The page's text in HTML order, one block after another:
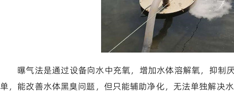
曝气法是通过设备向水中充氧，增加水体溶解氧，抑制
单，能改善水体黑臭问题，但只能辅助净化，无法单独解决